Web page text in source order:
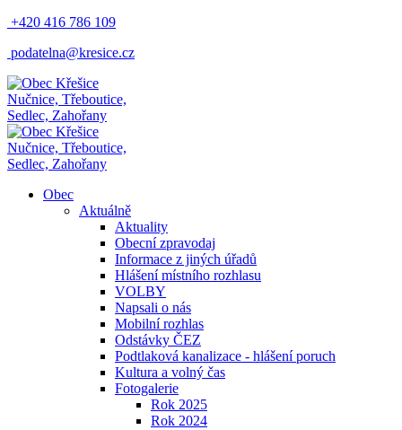
+420 416 786 109
podatelna@kresice.cz
Nučnice, Třeboutice,
Sedlec, Zahořany
Nučnice, Třeboutice,
Sedlec, Zahořany
Obec
Aktuálně
Aktuality
Obecní zpravodaj
Informace z jiných úřadů
Hlášení místního rozhlasu
VOLBY
Napsali o nás
Mobilní rozhlas
Odstávky ČEZ
Podtlaková kanalizace - hlášení poruch
Kultura a volný čas
Fotogalerie
Rok 2025
Rok 2024